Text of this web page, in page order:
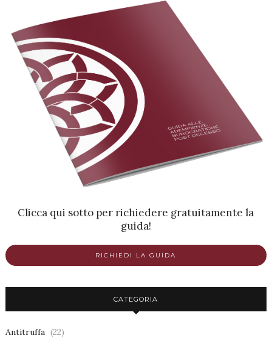
Clicca qui sotto per richiedere gratuitamente la
guida!
RICHIEDI LA GUIDA
CATEGORIA
Antitruffa (22)